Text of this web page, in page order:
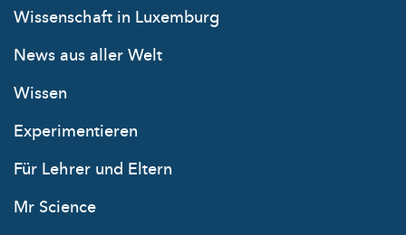
Wissenschaft in Luxemburg
News aus aller Welt
Wissen
Experimentieren
Für Lehrer und Eltern
Mr Science